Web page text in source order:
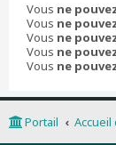
Vous ne
Vous ne
Vous ne
Vous ne
Vous ne
Portail Accueil